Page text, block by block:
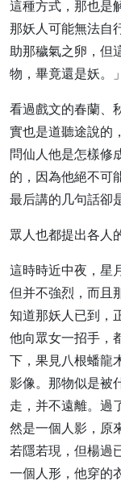
這種方式，那也是
那妖人可能無法自
助那穢氣之卵，但
物，畢竟還是妖。」
看過戲文的春蘭、
實也是道聽途說的
問仙人他是怎樣修
的，因為他絕不可
最后講的几句話卻
眾人也都提出各人
這時時近中夜，星
但并不強烈，而且
知道那妖人已到，
他向眾女一招手，
下，果見八根蟠龍
影像。那物似是被
走，并不遠離。過
然是一個人影，原
若隱若現，但楊過
一個人形，他穿的